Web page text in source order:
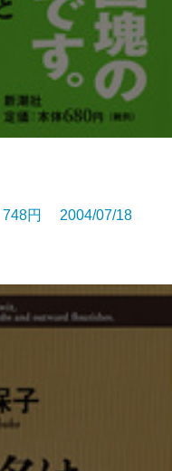
円 2004/07/18